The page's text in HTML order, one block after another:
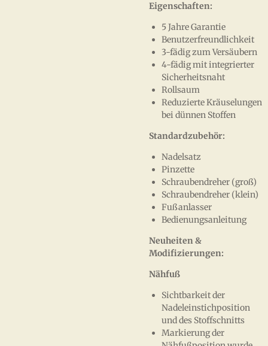
Eigenschaften:
5 Jahre Garantie
Benutzerfreundlichkeit
3-fädig zum Versäubern
4-fädig mit integrierter
Sicherheitsnaht
Rollsaum
Reduzierte Kräuselungen
bei dünnen Stoffen
Standardzubehör:
Nadelsatz
Pinzette
Schraubendreher (groß)
Schraubendreher (klein)
Fußanlasser
Bedienungsanleitung
Neuheiten &
Modifizierungen:
Nähfuß
Sichtbarkeit der
Nadeleinstichposition
und des Stoffschnitts
Markierung der